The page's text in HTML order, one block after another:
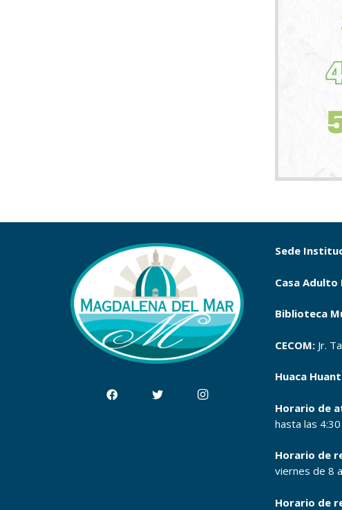
Sede
Casa Adulto
Biblioteca
CECOM: Jr.
Huaca
Horario de
hasta las
Horario de
viernes de 8
Horario de